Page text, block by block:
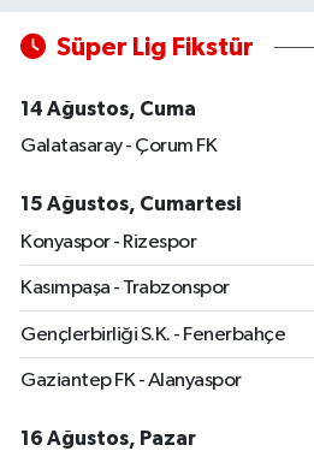
Süper Lig Fikstür
14 Ağustos, Cuma
Galatasaray - Çorum FK
15 Ağustos, Cumartesi
Konyaspor - Rizespor
Kasımpaşa - Trabzonspor
Gençlerbirliği S.K. - Fenerbahçe
Gaziantep FK - Alanyaspor
16 Ağustos, Pazar